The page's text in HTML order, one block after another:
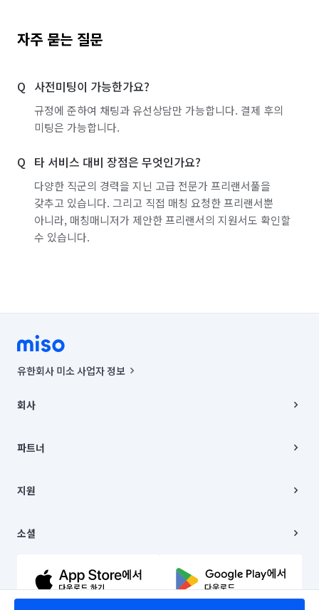
자주 묻는 질문
사전미팅이 가능한가요?
규정에 준하여 채팅과 유선상담만 가능합니다. 결제 후의
미팅은 가능합니다.
타 서비스 대비 장점은 무엇인가요?
다양한 직군의 경력을 지닌 고급 전문가 프리랜서풀을
갖추고 있습니다. 그리고 직접 매칭 요청한 프리랜서뿐
아니라, 매칭매니저가 제안한 프리랜서의 지원서도 확인할
수 있습니다.
유한회사 미소 사업자 정보
00019 |
주소 | 본사: 서울특별시 종로구 율곡로 6(중학동, 트윈트리빌딩) B동 5층
컨택센터 : 서울특별시 종로구 수송동 율곡로 24, 7층, 8층 미소
상품, 상품정보, 거래에 관한 의무와 책임은 거래당사자에게 있습니다.
언론 보도 관련 문의:
© 유한회사 미소. Miso, Inc. All Rights Reserved.
회사
채용
파트너
이사
지원
이용약관
문의하기
소셜
유튜브